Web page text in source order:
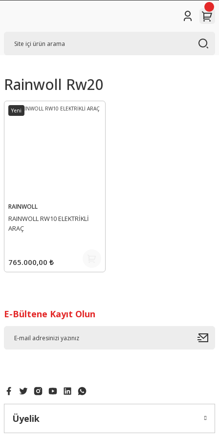
Rainwoll Rw20
Yeni
RAINWOLL
RAINWOLL RW10 ELEKTRİKLİ
ARAÇ
765.000,00 ₺
E-Bültene Kayıt Olun
Üyelik